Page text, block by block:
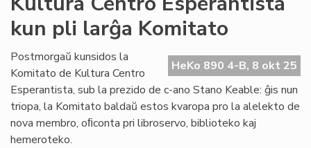
formularo
esperanta
civitaniĝo
kun pli larĝa Komitato
HeKo 890 4-B, 8 okt 25
Postmorgaŭ kunsidos la
Komitato de Kultura Centro
Esperantista, sub la prezido de c-ano Stano Keable: ĝis nun
triopa, la Komitato baldaŭ estos kvaropa pro la alelekto de
nova membro, oﬁconta pri libroservo, biblioteko kaj
hemeroteko.